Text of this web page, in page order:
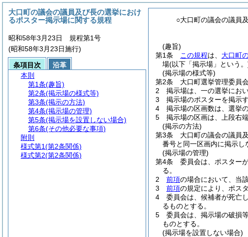
○大口町の議会の議員
(趣旨)
第1条
この規程は、 大口町
場(以下「掲示場」という
(掲示場の様式等)
第2条
大口町選挙管理委員
2
掲示場は、一の選挙にお
3
掲示場のポスターを掲示
4
掲示場の区画数は、選挙
5
掲示場の区画は、上段右
(掲示の方法)
第3条
大口町の議会の議員
番号と同一区画内に掲示し
(掲示場の管理)
第4条
委員会は、ポスター
る。
2
前項の場合において、当
3
前項の規定により、ポス
4
委員会は、候補者が死亡
るものとする。
5
委員会は、掲示場の破損
ものとする。
(掲示場を設置しない場合)
大口町の議会の議員及び長の選挙におけ
るポスター掲示場に関する規程
昭和58年3月23日 規程第1号
(昭和58年3月23日施行)
条項目次
沿革
本則
第1条(趣旨)
第2条(掲示場の様式等)
第3条(掲示の方法)
第4条(掲示場の管理)
第5条(掲示場を設置しない場合)
第6条(その他必要な事項)
附則
様式第1(第2条関係)
様式第2(第2条関係)